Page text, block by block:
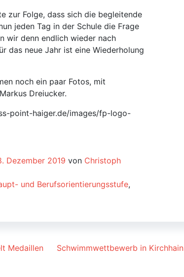
zur Folge, dass sich die begleitende
jeden Tag in der Schule die Frage
wir denn endlich wieder nach
das neue Jahr ist eine Wiederholung
noch ein paar Fotos, mit
Dreiucker.
Dezember 2019 von Christoph
und Berufsorientierungsstufe,
Medaillen Schwimmwettbewerb in Kirchhain